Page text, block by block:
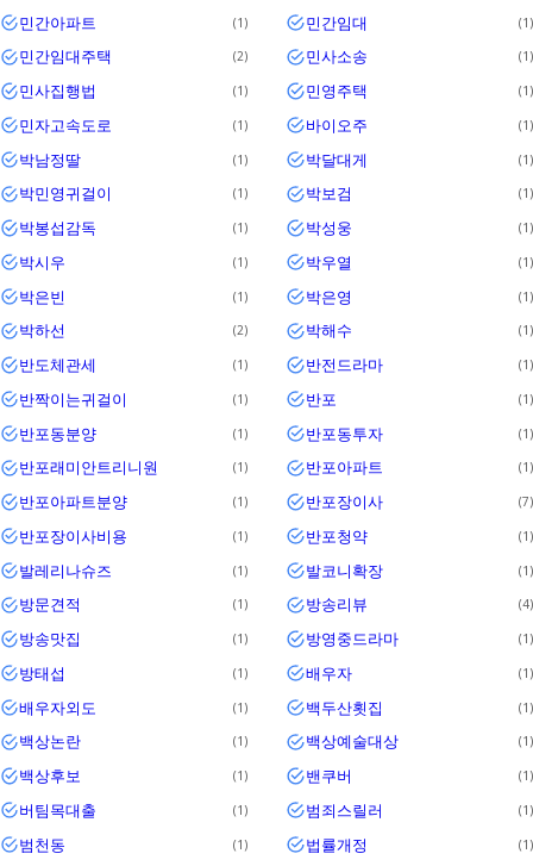
민간아파트 1 민간임대 1
민간임대주택 2 민사소송 1
민사집행법 1 민영주택 1
민자고속도로 1 바이오주 1
박남정딸 1 박달대게 1
박민영귀걸이 1 박보검 1
박봉섭감독 1 박성웅 1
박시우 1 박우열 1
박은빈 1 박은영 1
박하선 2 박해수 1
반도체관세 1 반전드라마 1
반짝이는귀걸이 1 반포 1
반포동분양 1 반포동투자 1
반포래미안트리니원 1 반포아파트 1
반포아파트분양 1 반포장이사 7
반포장이사비용 1 반포청약 1
발레리나슈즈 1 발코니확장 1
방문견적 1 방송리뷰 4
방송맛집 1 방영중드라마 1
방태섭 1 배우자 1
배우자외도 1 백두산횟집 1
백상논란 1 백상예술대상 1
백상후보 1 밴쿠버 1
버팀목대출 1 범죄스릴러 1
범천동 1 법률개정 1